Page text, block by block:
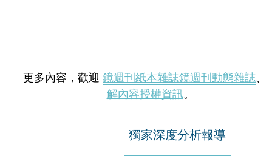
更多內容，歡迎 鏡週刊紙本雜誌鏡週刊動態雜誌、
解內容授權資訊。
獨家深度分析報導